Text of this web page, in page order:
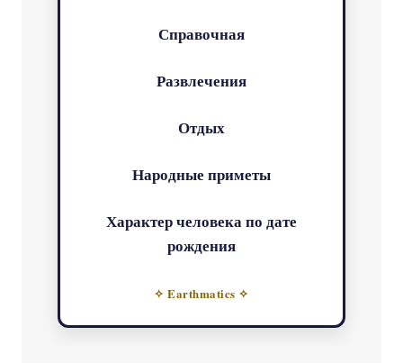
Справочная
Развлечения
Отдых
Народные приметы
Характер человека по дате
рождения
✧ Earthmatics ✧